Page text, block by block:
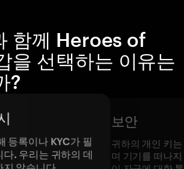
함께 Heroes of
을 선택하는 이유는
?
등록이나 KYC가 필
다. 우리는 귀하의 데
보안
귀하의 개인 키
며 기기를 떠나